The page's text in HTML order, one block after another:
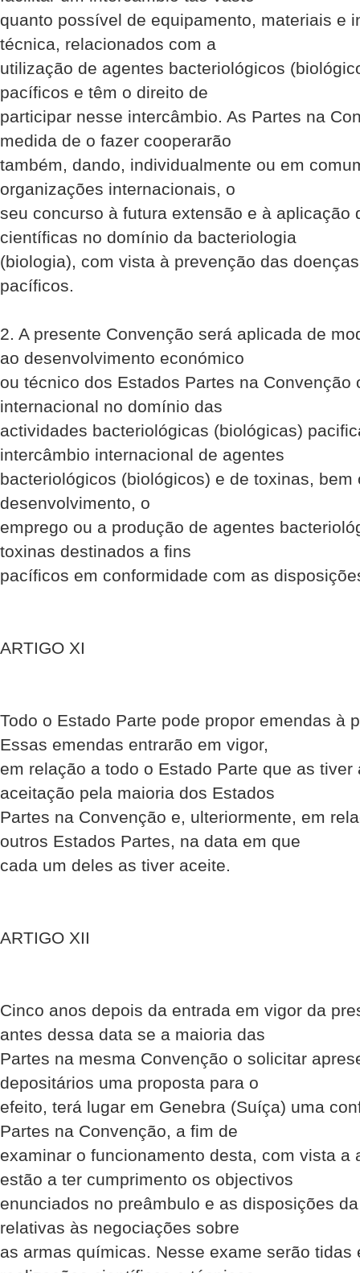
quanto possível de equipamento, materiais e
técnica, relacionados com a
utilização de agentes bacteriológicos
pacíficos e têm o direito de
participar nesse intercâmbio. As Partes na
medida de o fazer cooperarão
também, dando, individualmente ou em
organizações internacionais, o
seu concurso à futura extensão e à aplicação
científicas no domínio da bacteriologia
(biologia), com vista à prevenção das
pacíficos.
2. A presente Convenção será aplicada de
ao desenvolvimento económico
ou técnico dos Estados Partes na Convenção
internacional no domínio das
actividades bacteriológicas (biológicas)
intercâmbio internacional de agentes
bacteriológicos (biológicos) e de toxinas,
desenvolvimento, o
emprego ou a produção de agentes
toxinas destinados a fins
pacíficos em conformidade com as
ARTIGO XI
Todo o Estado Parte pode propor emendas à
Essas emendas entrarão em vigor,
em relação a todo o Estado Parte que as
aceitação pela maioria dos Estados
Partes na Convenção e, ulteriormente, em
outros Estados Partes, na data em que
cada um deles as tiver aceite.
ARTIGO XII
Cinco anos depois da entrada em vigor da
antes dessa data se a maioria das
Partes na mesma Convenção o solicitar
depositários uma proposta para o
efeito, terá lugar em Genebra (Suíça) uma
Partes na Convenção, a fim de
examinar o funcionamento desta, com vista a
estão a ter cumprimento os objectivos
enunciados no preâmbulo e as disposições
relativas às negociações sobre
as armas químicas. Nesse exame serão tidas